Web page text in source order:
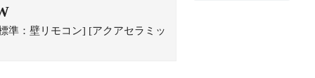
準：壁リモコン] [アクアセラミッ